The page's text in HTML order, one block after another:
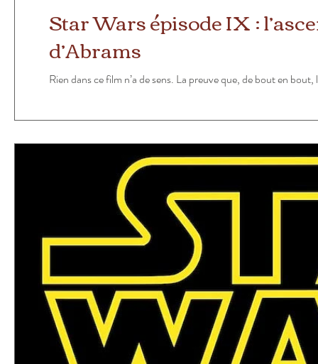
Star Wars épisode IX :
d’Abrams
Rien dans ce film n’a de sens. La preuve que, de bout en